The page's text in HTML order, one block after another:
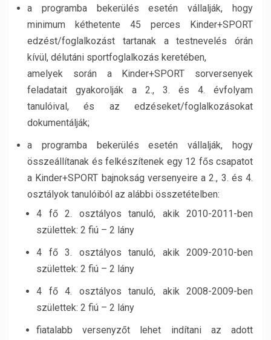
a programba bekerülés esetén vállalják, hogy
minimum kéthetente 45 perces Kinder+SPORT
edzést/foglalkozást tartanak a testnevelés órán
kívül, délutáni sportfoglalkozás keretében,
amelyek során a Kinder+SPORT sorversenyek
feladatait gyakorolják a 2., 3. és 4. évfolyam
tanulóival, és az edzéseket/foglalkozásokat
dokumentálják;
a programba bekerülés esetén vállalják, hogy
összeállítanak és felkészítenek egy 12 fős csapatot
a Kinder+SPORT bajnokság versenyeire a 2., 3. és 4.
osztályok tanulóiból az alábbi összetételben:
4 fő 2. osztályos tanuló, akik 2010-2011-ben
születtek: 2 fiú – 2 lány
4 fő 3. osztályos tanuló, akik 2009-2010-ben
születtek: 2 fiú – 2 lány
4 fő 4. osztályos tanuló, akik 2008-2009-ben
születtek: 2 fiú – 2 lány
fiatalabb versenyzőt lehet indítani az adott